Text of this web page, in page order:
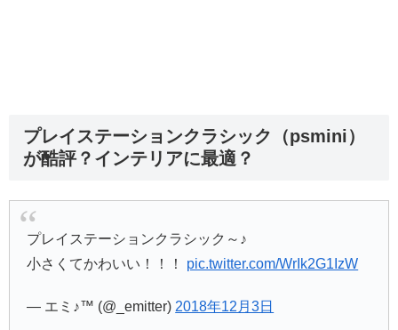
プレイステーションクラシック（psmini）
が酷評？インテリアに最適？
プレイステーションクラシック～♪
小さくてかわいい！！！ pic.twitter.com/WrIk2G1IzW
— エミ♪™ (@_emitter) 2018年12月3日